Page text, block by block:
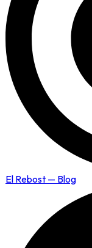
El Rebost — Blog